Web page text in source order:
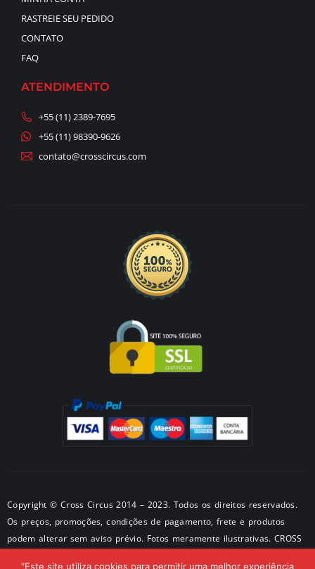
RASTREIE SEU PEDIDO
CONTATO
FAQ
ATENDIMENTO
+55 (11) 2389-7695
+55 (11) 98390-9626
contato@crosscircus.com
Copyright © Cross Circus 2014 – 2023. Todos os direitos reservados.
Os preços, promoções, condições de pagamento, frete e produtos
podem alterar sem aviso prévio. Fotos meramente ilustrativas. CROSS
“Este site utiliza cookies para permitir uma melhor experiência